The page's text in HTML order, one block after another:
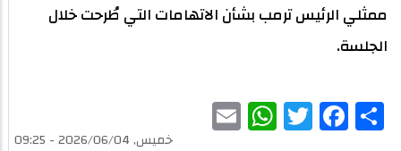
ممثلي الرئيس ترمب بشأن الاتهامات التي طُرحت خلال
الجلسة.
Share
Facebook
Twitter
WhatsApp
خميس, 2026/06/04 - 09:25